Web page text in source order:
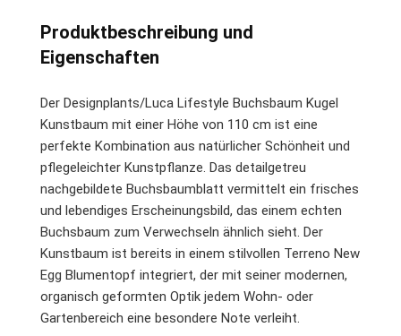
Produktbeschreibung und
Eigenschaften
Der Designplants/Luca Lifestyle Buchsbaum Kugel
Kunstbaum mit einer Höhe von 110 cm ist eine
perfekte Kombination aus natürlicher Schönheit und
pflegeleichter Kunstpflanze. Das detailgetreu
nachgebildete Buchsbaumblatt vermittelt ein frisches
und lebendiges Erscheinungsbild, das einem echten
Buchsbaum zum Verwechseln ähnlich sieht. Der
Kunstbaum ist bereits in einem stilvollen Terreno New
Egg Blumentopf integriert, der mit seiner modernen,
organisch geformten Optik jedem Wohn- oder
Gartenbereich eine besondere Note verleiht.